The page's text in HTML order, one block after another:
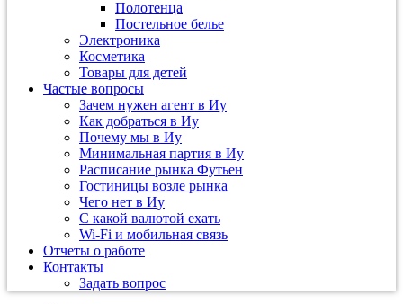
Полотенца
Постельное белье
Электроника
Косметика
Товары для детей
Частые вопросы
Зачем нужен агент в Иу
Как добраться в Иу
Почему мы в Иу
Минимальная партия в Иу
Расписание рынка Футьен
Гостиницы возле рынка
Чего нет в Иу
С какой валютой ехать
Wi-Fi и мобильная связь
Отчеты о работе
Контакты
Задать вопрос